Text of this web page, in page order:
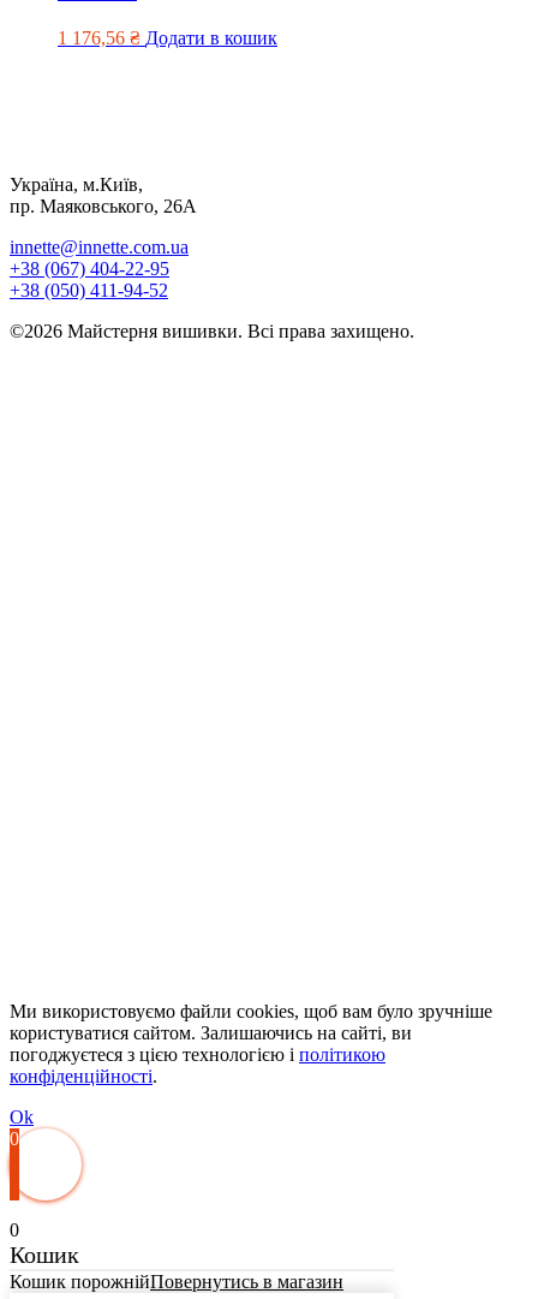
1 176,56 ₴ Додати в кошик
Україна, м.Київ,
пр. Маяковського, 26А
innette@innette.com.ua
+38 (067) 404-22-95
+38 (050) 411-94-52
©2026 Майстерня вишивки. Всі права захищено.
Ми використовуємо файли cookies, щоб вам було зручніше
користуватися сайтом. Залишаючись на сайті, ви
погоджуєтеся з цією технологією і політикою
конфіденційності.
Ok
0
0
Кошик
Кошик порожнійПовернутись в магазин